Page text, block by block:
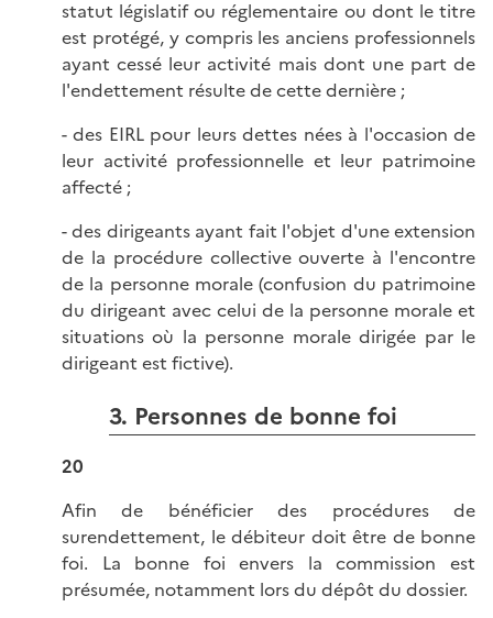
statut législatif ou réglementaire ou dont le titre
est protégé, y compris les anciens professionnels
ayant cessé leur activité mais dont une part de
l'endettement résulte de cette dernière ;
- des EIRL pour leurs dettes nées à l'occasion de
leur activité professionnelle et leur patrimoine
affecté ;
- des dirigeants ayant fait l'objet d'une extension
de la procédure collective ouverte à l'encontre
de la personne morale (confusion du patrimoine
du dirigeant avec celui de la personne morale et
situations où la personne morale dirigée par le
dirigeant est fictive).
3. Personnes de bonne foi
20
Afin de bénéficier des procédures de
surendettement, le débiteur doit être de bonne
foi. La bonne foi envers la commission est
présumée, notamment lors du dépôt du dossier.